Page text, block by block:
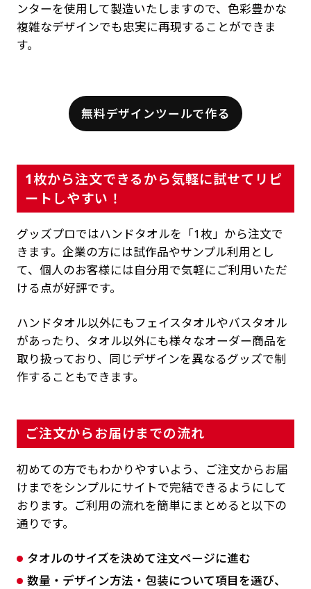
ンターを使用して製造いたしますので、色彩豊かな
複雑なデザインでも忠実に再現することができま
す。
無料デザインツールで作る
1枚から注文できるから気軽に試せてリピ
ートしやすい！
グッズプロではハンドタオルを「1枚」から注文で
きます。企業の方には試作品やサンプル利用とし
て、個人のお客様には自分用で気軽にご利用いただ
ける点が好評です。
ハンドタオル以外にもフェイスタオルやバスタオル
があったり、タオル以外にも様々なオーダー商品を
取り扱っており、同じデザインを異なるグッズで制
作することもできます。
ご注文からお届けまでの流れ
初めての方でもわかりやすいよう、ご注文からお届
けまでをシンプルにサイトで完結できるようにして
おります。ご利用の流れを簡単にまとめると以下の
通りです。
タオルのサイズを決めて注文ページに進む
数量・デザイン方法・包装について項目を選び、